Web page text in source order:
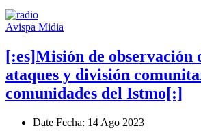
Avispa Midia
[:es]Misión de observación
ataques y división
comunidades del Istmo[:]
Date Fecha: 14 Ago 2023